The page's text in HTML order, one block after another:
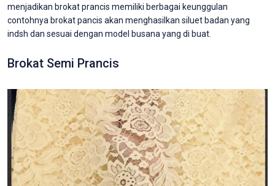
menjadikan brokat prancis memiliki berbagai keunggulan
contohnya brokat pancis akan menghasilkan siluet badan yang
indsh dan sesuai dengan model busana yang di buat.
Brokat Semi Prancis